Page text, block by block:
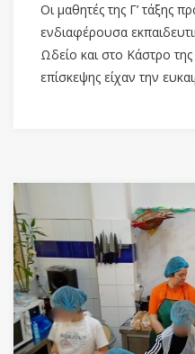
Οι μαθητές της Γ’ τάξης
ενδιαφέρουσα
Ωδείο και στο Κάστρο της
επίσκεψης είχαν την